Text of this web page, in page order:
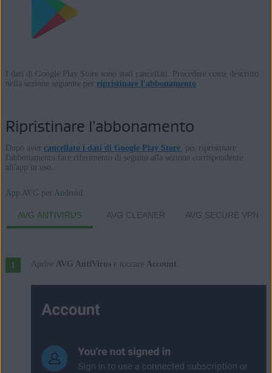
I dati di Google Play Store sono stati cancellati. Procedere come descritto
nella sezione seguente per ripristinare l'abbonamento.
Ripristinare l'abbonamento
Dopo aver cancellato i dati di Google Play Store, per ripristinare
l'abbonamento fare riferimento di seguito alla sezione corrispondente
all'app in uso.
App AVG per Android:
AVG ANTIVIRUS AVG CLEANER AVG SECURE VPN
Aprire AVG AntiViruse toccare Account.